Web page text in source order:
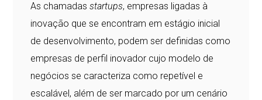
As chamadasstartups, empresas ligadas à
inovação que se encontram em estágio inicial
de desenvolvimento, podem ser definidas como
empresas de perfil inovador cujo modelo de
negócios se caracteriza como repetível e
escalável, além de ser marcado por um cenário